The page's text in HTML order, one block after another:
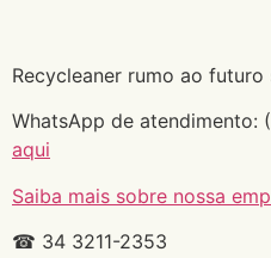
Recycleaner rumo ao futuro
WhatsApp de
aqui
Saiba mais sobre nossa
☎ 34 3211-2353